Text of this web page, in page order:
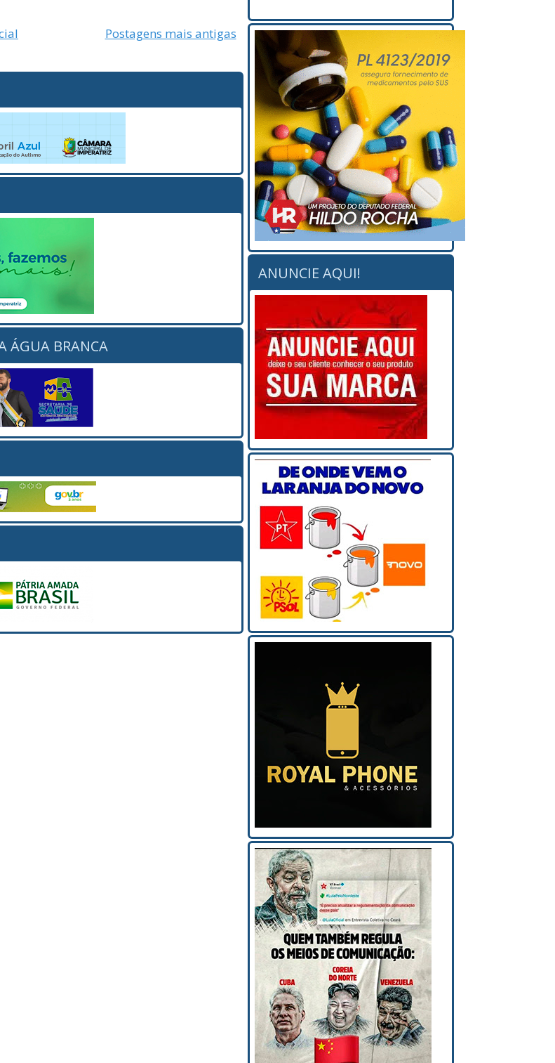
Postagens mais antigas
ÁGUA BRANCA
ANUNCIE AQUI!